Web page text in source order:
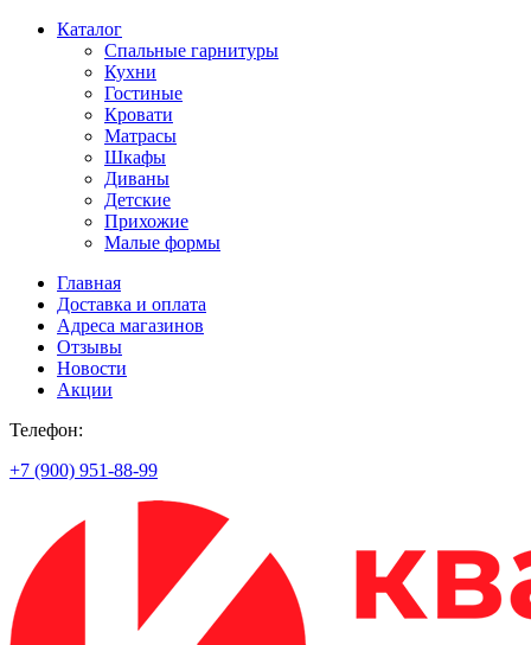
Каталог
Спальные гарнитуры
Кухни
Гостиные
Кровати
Матрасы
Шкафы
Диваны
Детские
Прихожие
Малые формы
Главная
Доставка и оплата
Адреса магазинов
Отзывы
Новости
Акции
Телефон:
+7 (900) 951-88-99